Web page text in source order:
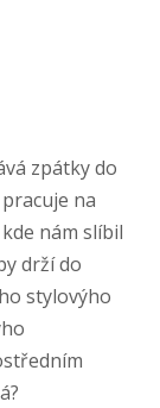
zpátky do
na
kde nám slíbil
drží do
stylovýho